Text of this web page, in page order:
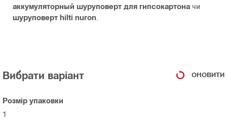
аккумуляторный шуруповерт для гипсокартона чи
шуруповерт hilti nuron
Вибрати варіант ОНОВИТИ
Розмір упаковки
1